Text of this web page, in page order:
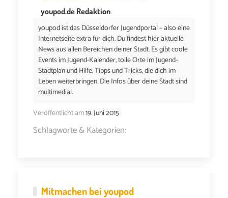
youpod.de Redaktion
youpod ist das Düsseldorfer Jugendportal – also eine
Internetseite extra für dich. Du findest hier aktuelle
News aus allen Bereichen deiner Stadt. Es gibt coole
Events im Jugend-Kalender, tolle Orte im Jugend-
Stadtplan und Hilfe, Tipps und Tricks, die dich im
Leben weiterbringen. Die Infos über deine Stadt sind
multimedial.
Veröffentlicht am19. Juni 2015
Schlagworte & Kategorien:
Mitmachen bei youpod